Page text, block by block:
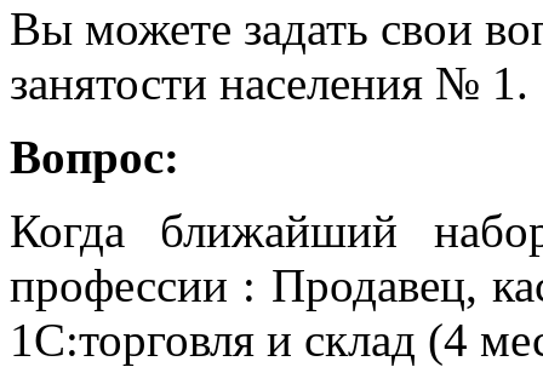
Вы можете задать свои
занятости населения № 1.
Вопрос:
Когда ближайший
профессии : Продавец,
1С:торговля и склад (4